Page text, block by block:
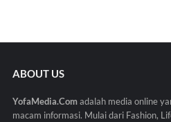
ABOUT US
YofaMedia.Comadalah media online
macam informasi. Mulai dari Fashion,